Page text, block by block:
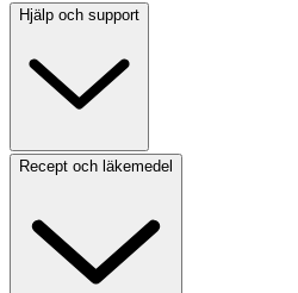
Hjälp och support
Recept och läkemedel